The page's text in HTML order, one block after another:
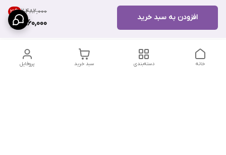
۲٬۴۸۲٬۰۰۰ 21%
1,960,000
افزودن به سبد خرید
پروفایل سبد خرید دسته‌بندی خانه